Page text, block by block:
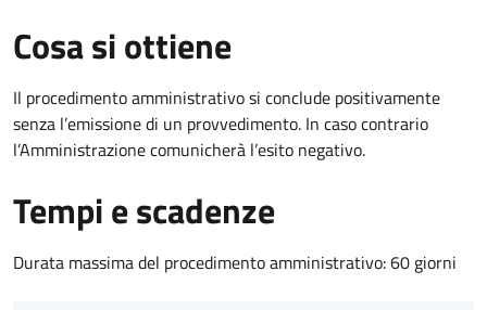
Cosa si ottiene
Il procedimento amministrativo si conclude positivamente
senza l’emissione di un provvedimento. In caso contrario
l’Amministrazione comunicherà l’esito negativo.
Tempi e scadenze
Durata massima del procedimento amministrativo: 60 giorni